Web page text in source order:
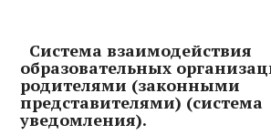
Система взаимодействия
образовательных
родителями (законными
представителями) (система
уведомления).